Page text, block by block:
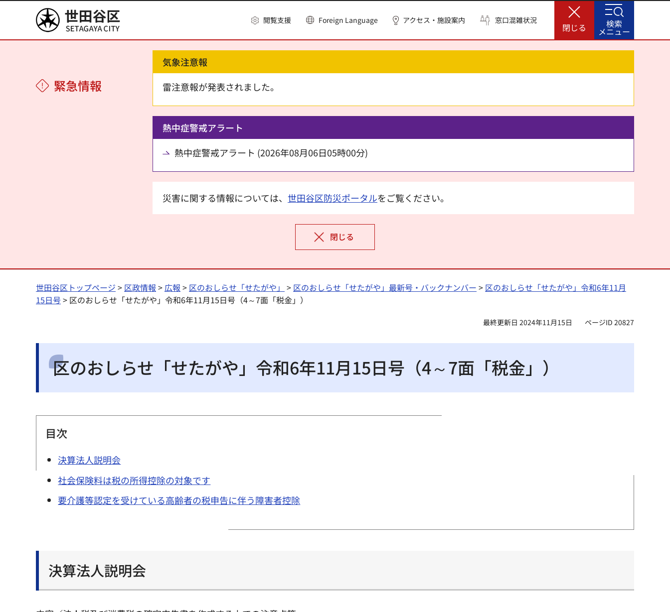
世田谷区 閲覧支援 Foreign Language アクセス・施設案内 窓口混雑状況
閉じる
緊急情報
気象注意報
雷注意報が発表されました。
熱中症警戒アラート
熱中症警戒アラート (2026年08月06日05時00分)
災害に関する情報については、 世田谷区防災ポータルをご覧ください。
閉じる
検索
メニュー
世田谷区トップページ > 区政情報 > 広報 > 区のおしらせ「せたがや」 > 区のおしらせ「せたがや」最新号・バックナンバー > 区のおしらせ「せたがや」令和6年11月
15日号> 区のおしらせ「せたがや」令和6年11月15日号（4～7面「税金」）
最終更新日 2024年11月15日 ページID 20827
区のおしらせ「せたがや」令和6年11月15日号（4～7面「税金」）
目次
決算法人説明会
社会保険料は税の所得控除の対象です
要介護等認定を受けている高齢者の税申告に伴う障害者控除
決算法人説明会